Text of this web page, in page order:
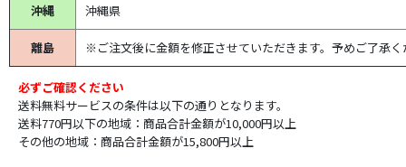
沖縄 沖縄県
離島 ※ご注文後に金額を修正させていただきます。予めご了承く
必ずご確認ください
送料無料サービスの条件は以下の通りとなります。
送料770円以下の地域：商品合計金額が10,000円以上
その他の地域：商品合計金額が15,800円以上